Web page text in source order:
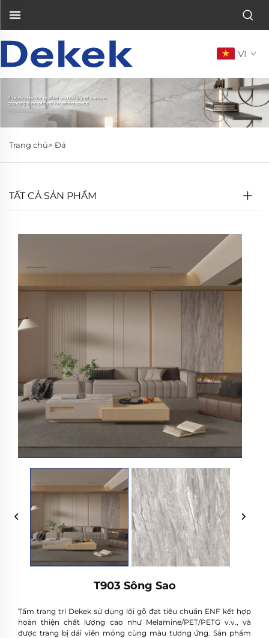
VI
Trang chủ> Đá
TẤT CẢ SẢN PHẨM
T903 Sông Sao
Tấm trang trí Dekek sử dụng lõi gỗ đạt tiêu chuẩn ENF kết hợp
hoàn thiện chất lượng cao như Melamine/PET/PETG v.v., và
được trang bị dải viền mỏng cùng màu tương ứng. Sản phẩm